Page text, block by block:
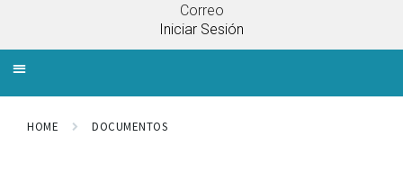
Correo
Iniciar Sesión
HOME DOCUMENTOS